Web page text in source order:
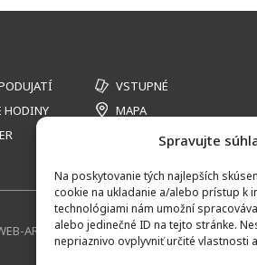
Spravujte
Na poskytovanie tých najlepších
cookie na ukladanie a/alebo prístup k
technológiami nám umožní
alebo jedinečné ID na tejto stránke.
nepriaznivo ovplyvniť určité vlastnosti
HODINY
VSTUPNÉ
MAPA
ARCHÍV KONTAKT